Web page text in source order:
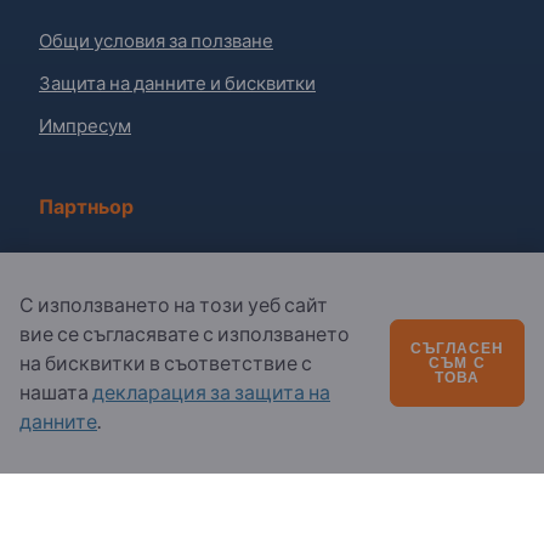
Общи условия за ползване
Защита на данните и бисквитки
Импресум
Партньор
Абониране за бюлетина
Въпроси?
С използването на този уеб сайт
вие се съгласявате с използването
на бисквитки в съответствие с
нашата декларация за защита на
данните.
СЪГЛАСЕН
СЪМ С
ТОВА